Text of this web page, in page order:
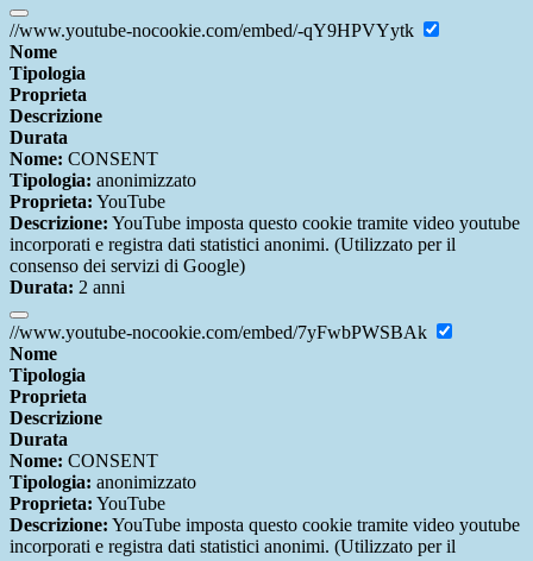
//www.youtube-nocookie.com/embed/-qY9HPVYytk
Nome
Tipologia
Proprieta
Descrizione
Durata
Nome: CONSENT
Tipologia: anonimizzato
Proprieta: YouTube
Descrizione: YouTube imposta questo cookie tramite video youtube
incorporati e registra dati statistici anonimi. (Utilizzato per il
consenso dei servizi di Google)
Durata: 2 anni
//www.youtube-nocookie.com/embed/7yFwbPWSBAk
Nome
Tipologia
Proprieta
Descrizione
Durata
Nome: CONSENT
Tipologia: anonimizzato
Proprieta: YouTube
Descrizione: YouTube imposta questo cookie tramite video youtube
incorporati e registra dati statistici anonimi. (Utilizzato per il